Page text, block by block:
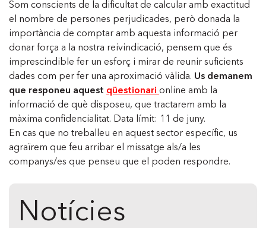
Som conscients de la dificultat de calcular amb exactitud
el nombre de persones perjudicades, però donada la
importància de comptar amb aquesta informació per
donar força a la nostra reivindicació, pensem que és
imprescindible fer un esforç i mirar de reunir suficients
dades com per fer una aproximació vàlida. Us demanem
que responeu aquest qüestionari online amb la
informació de què disposeu, que tractarem amb la
màxima confidencialitat. Data límit: 11 de juny.
En cas que no treballeu en aquest sector específic, us
agraïrem que feu arribar el missatge als/a les
companys/es que penseu que el poden respondre.
Notícies